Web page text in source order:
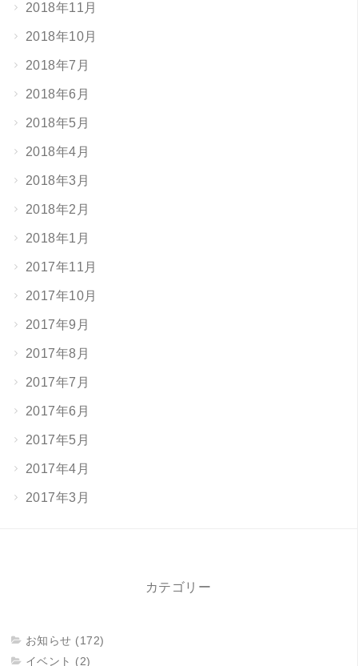
2018年11月
2018年10月
2018年7月
2018年6月
2018年5月
2018年4月
2018年3月
2018年2月
2018年1月
2017年11月
2017年10月
2017年9月
2017年8月
2017年7月
2017年6月
2017年5月
2017年4月
2017年3月
カテゴリー
お知らせ (172)
イベント (2)